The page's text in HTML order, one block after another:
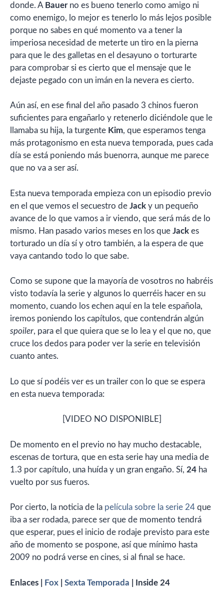
donde. A Bauerno es bueno tenerlo como amigo ni
como enemigo, lo mejor es tenerlo lo más lejos posible
porque no sabes en qué momento va a tener la
imperiosa necesidad de meterte un tiro en la pierna
para que le des galletas en el desayuno o torturarte
para comprobar si es cierto que el mensaje que le
dejaste pegado con un imán en la nevera es cierto.
Aún así, en ese final del año pasado 3 chinos fueron
suficientes para engañarlo y retenerlo diciéndole que le
llamaba su hija, la turgente Kim, que esperamos tenga
más protagonismo en esta nueva temporada, pues cada
día se está poniendo más buenorra, aunque me parece
que no va a ser así.
Esta nueva temporada empieza con un episodio previo
en el que vemos el secuestro de Jack y un pequeño
avance de lo que vamos a ir viendo, que será más de lo
mismo. Han pasado varios meses en los que Jack es
torturado un día sí y otro también, a la espera de que
vaya cantando todo lo que sabe.
Como se supone que la mayoría de vosotros no habréis
visto todavía la serie y algunos lo querréis hacer en su
momento, cuando los echen aquí en la tele española,
iremos poniendo los capítulos, que contendrán algún
spoiler, para el que quiera que se lo lea y el que no, que
cruce los dedos para poder ver la serie en televisión
cuanto antes.
Lo que sí podéis ver es un trailer con lo que se espera
en esta nueva temporada:
[VIDEO NO DISPONIBLE]
De momento en el previo no hay mucho destacable,
escenas de tortura, que en esta serie hay una media de
1.3 por capítulo, una huída y un gran engaño. Sí, 24 ha
vuelto por sus fueros.
Por cierto, la noticia de la película sobre la serie 24 que
iba a ser rodada, parece ser que de momento tendrá
que esperar, pues el inicio de rodaje previsto para este
año de momento se pospone, así que mínimo hasta
2009 no podrá verse en cines, si al final se hace.
Enlaces | Fox Sexta Temporada | Inside 24